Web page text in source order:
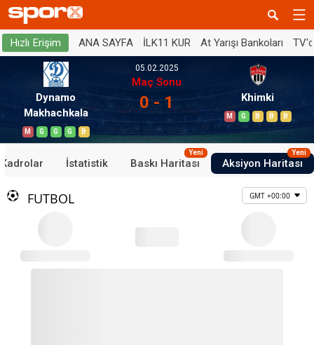
Hızlı Erişim ANA SAYFA İLK11 KUR At Yarışı Bankoları
Dynamo
Makhachkala
M G G G B
05.02.2025
Maç Sonu
0 - 1 Khimki
M G B B B
Kadrolar İstatistik Baskı Haritası
Yeni
Aksiyon Haritası
Yeni
FUTBOL GMT +00:00